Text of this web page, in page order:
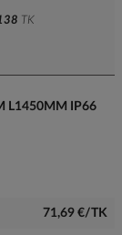
TK
L1450MM IP66
71,69 €/TK